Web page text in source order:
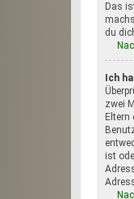
Das
du
Ich
zwei
ist